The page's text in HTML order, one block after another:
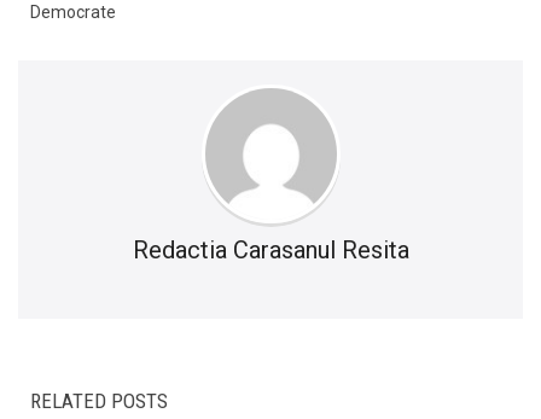
Democrate
Redactia Carasanul Resita
RELATED POSTS